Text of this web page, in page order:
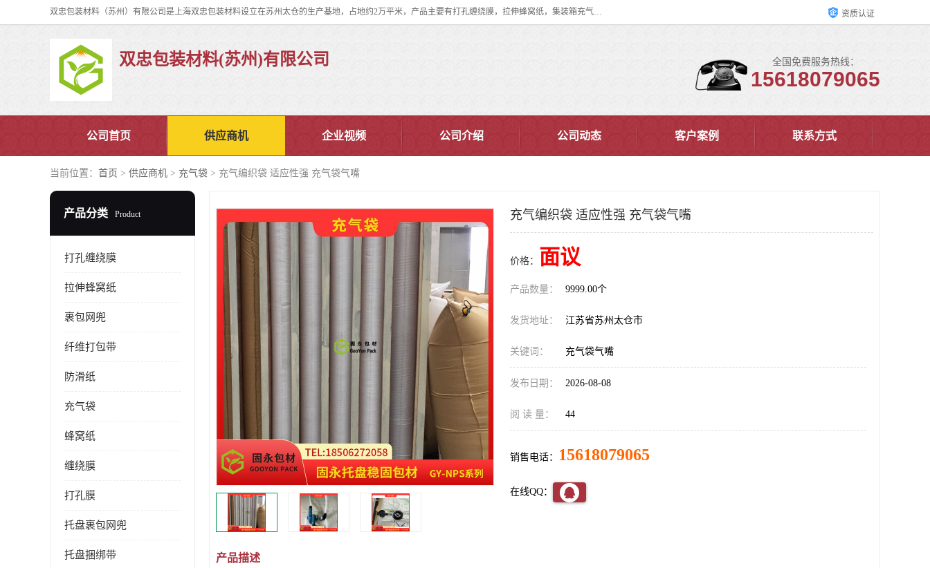
双忠包装材料（苏州）有限公司是上海双忠包装材料设立在苏州太仓的生产基地，占地约2万平米，产品主要有打孔缠绕膜，拉伸蜂窝纸，集装箱充气袋，滑托板，打包带，裹包网兜，防滑纸等箱体和托盘的运输和保护性包材。固永包材®，GooYon Pack®，是我们保护性包装材料的专属品牌。 资质认证
双忠包装材料(苏州)有限公司 全国免费服务热线：
15618079065
公司首页 供应商机 企业视频 公司介绍 公司动态 客户案例 联系方式
当前位置： 首页 > 供应商机 > 充气袋 > 充气编织袋 适应性强 充气袋气嘴
产品分类 Product
打孔缠绕膜
拉伸蜂窝纸
裹包网兜
纤维打包带
防滑纸
充气袋
蜂窝纸
缠绕膜
打孔膜
托盘裹包网兜
托盘捆绑带
充气编织袋 适应性强 充气袋气嘴
价格： 面议
产品数量： 9999.00个
发货地址： 江苏省苏州太仓市
关键词： 充气袋气嘴
发布日期： 2026-08-08
阅 读 量： 44
销售电话： 15618079065
在线QQ：
产品描述